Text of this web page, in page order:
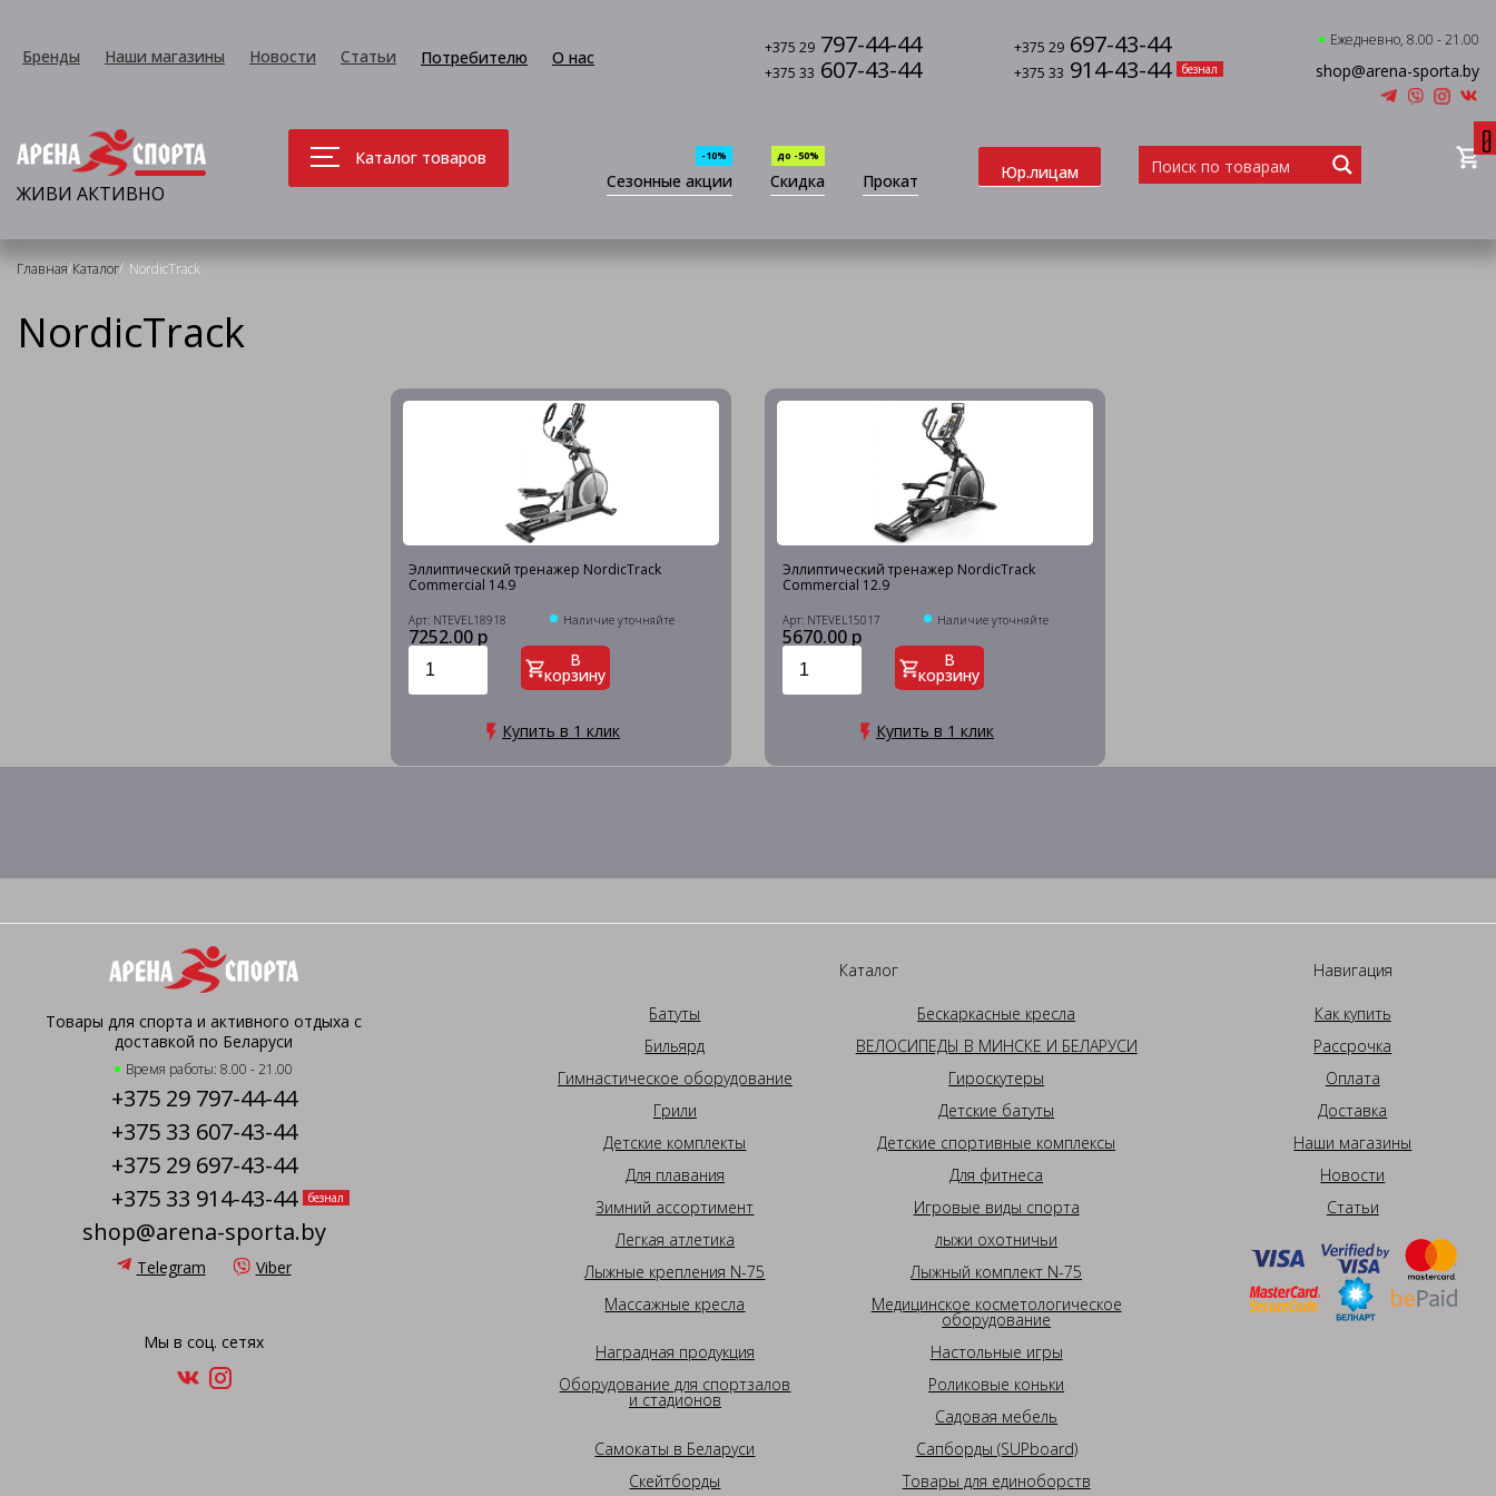
Бренды Наши магазины Новости Статьи Потребителю О нас +375 29 797-44-44 +375 29 697-43-44
+375 33 607-43-44 +375 33 914-43-44 безнал
Ежедневно, 8.00 - 21.00
shop@arena-sporta.by
ЖИВИ АКТИВНО
Каталог товаров
Сезонные акции
-10%
Скидка
до -50%
Прокат Юр.лицам
0
Главная/Каталог/ NordicTrack
NordicTrack
Эллиптический тренажер NordicTrack
Commercial 14.9
Арт: NTEVEL18918 Наличие уточняйте
7252.00 р
В
корзину
Купить в 1 клик
Эллиптический тренажер NordicTrack
Commercial 12.9
Арт: NTEVEL15017 Наличие уточняйте
5670.00 р
В
корзину
Купить в 1 клик
Товары для спорта и активного отдыха с
доставкой по Беларуси
Время работы: 8.00 - 21.00
+375 29 797-44-44
+375 33 607-43-44
+375 29 697-43-44
+375 33 914-43-44
безнал
shop@arena-sporta.by
Telegram Viber
Мы в соц. сетях
Каталог
Батуты
Бескаркасные кресла
Бильярд
ВЕЛОСИПЕДЫ В МИНСКЕ И БЕЛАРУСИ
Гимнастическое оборудование
Гироскутеры
Грили
Детские батуты
Детские комплекты
Детские спортивные комплексы
Для плавания
Для фитнеса
Зимний ассортимент
Игровые виды спорта
Легкая атлетика
лыжи охотничьи
Лыжные крепления N-75
Лыжный комплект N-75
Массажные кресла
Медицинское косметологическое
оборудование
Наградная продукция
Настольные игры
Оборудование для спортзалов
и стадионов
Роликовые коньки
Садовая мебель
Самокаты в Беларуси
Сапборды (SUPboard)
Скейтборды
Товары для единоборств
Навигация
Как купить
Рассрочка
Оплата
Доставка
Наши магазины
Новости
Статьи